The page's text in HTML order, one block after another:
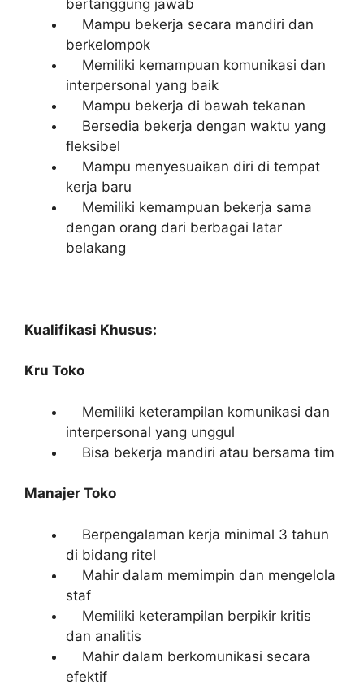
bertanggung jawab
Mampu bekerja secara mandiri dan
berkelompok
Memiliki kemampuan komunikasi dan
interpersonal yang baik
Mampu bekerja di bawah tekanan
Bersedia bekerja dengan waktu yang
fleksibel
Mampu menyesuaikan diri di tempat
kerja baru
Memiliki kemampuan bekerja sama
dengan orang dari berbagai latar
belakang
Kualifikasi Khusus:
Kru Toko
Memiliki keterampilan komunikasi dan
interpersonal yang unggul
Bisa bekerja mandiri atau bersama tim
Manajer Toko
Berpengalaman kerja minimal 3 tahun
di bidang ritel
Mahir dalam memimpin dan mengelola
staf
Memiliki keterampilan berpikir kritis
dan analitis
Mahir dalam berkomunikasi secara
efektif